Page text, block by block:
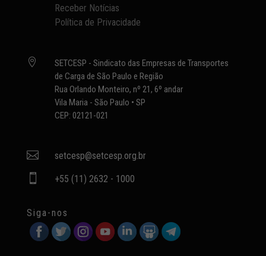
Receber Notícias
Política de Privacidade

SETCESP - Sindicato das Empresas de Transportes
de Carga de São Paulo e Região
Rua Orlando Monteiro, nº 21, 6º andar
Vila Maria - São Paulo • SP
CEP: 02121-021
 setcesp@setcesp.org.br
 +55 (11) 2632 - 1000
Siga-nos